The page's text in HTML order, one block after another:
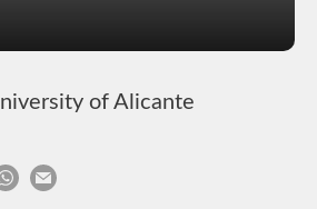
of Alicante